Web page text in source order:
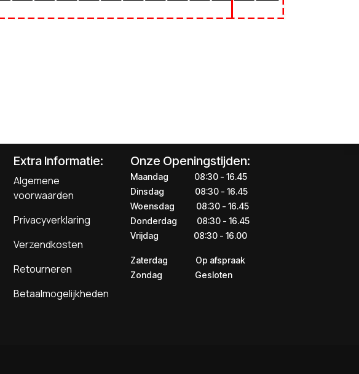
Extra Informatie:
Algemene
voorwaarden
Privacyverklaring
Verzendkosten
Retourneren
Betaalmogelijkheden
Onze Openingstijden:
Maandag
​​​08:30 - 16.45​
Dinsdag
​​​​08:30 - 16.45
Woensdag
​08:30 - 16.45
Donderdag
​​​​​08:30 - 16.45
Vrijdag
​​​​​08:30 - 16.00
Zaterdag
​​Op afspraak
Zondag
​​Gesloten